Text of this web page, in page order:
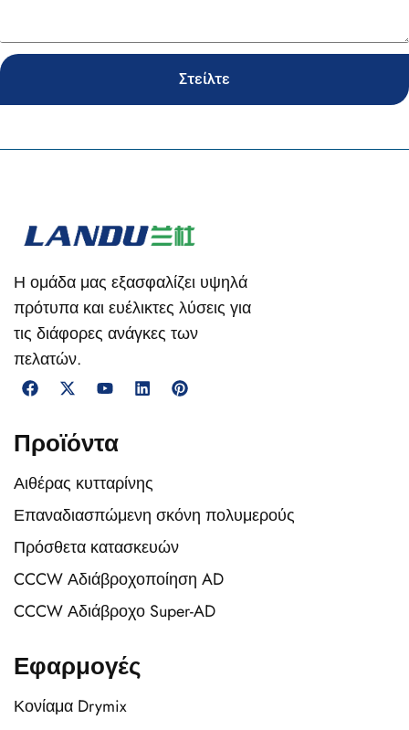
Στείλτε
Η ομάδα μας εξασφαλίζει υψηλά
πρότυπα και ευέλικτες λύσεις για
τις διάφορες ανάγκες των
πελατών.
Προϊόντα
Αιθέρας κυτταρίνης
Επαναδιασπώμενη σκόνη πολυμερούς
Πρόσθετα κατασκευών
CCCW Αδιάβροχοποίηση AD
CCCW Αδιάβροχο Super-AD
Εφαρμογές
Κονίαμα Drymix